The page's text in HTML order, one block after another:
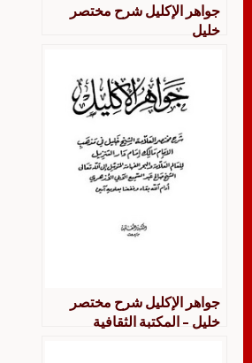
جواهر الإكليل شرح مختصر
خليل
جواهر الإكليل شرح مختصر
خليل – المكتبة الثقافية